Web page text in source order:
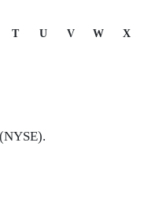
T U V W X
(NYSE).